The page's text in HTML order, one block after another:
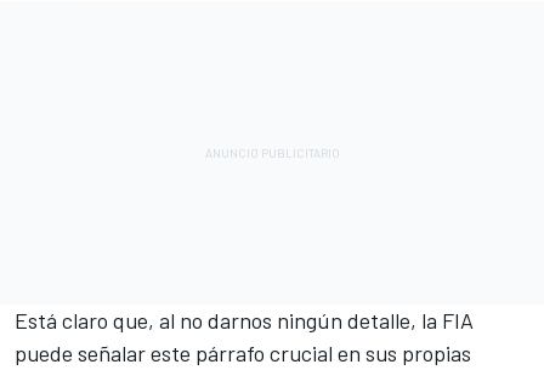
Está claro que, al no darnos ningún detalle, la FIA
puede señalar este párrafo crucial en sus propias